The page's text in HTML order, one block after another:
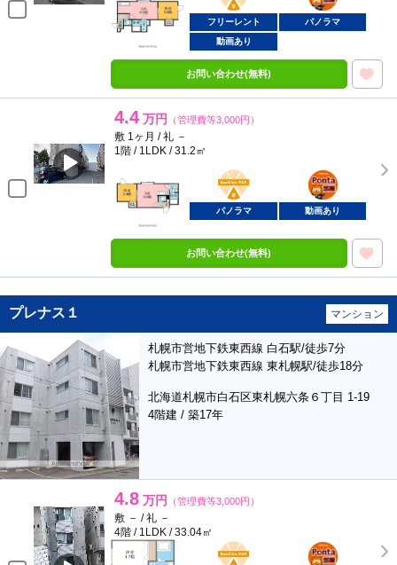
フリーレント
パノラマ
動画あり
お問い合わせ(無料)
4.4 万円 （管理費等3,000円）
敷 1ヶ月 / 礼 －
1階 / 1LDK / 31.2㎡
BunChinPAY
ポンタ
部屋
パノラマ 動画あり
お問い合わせ(無料)
プレナス１ マンション
札幌市営地下鉄東西線 白石駅/徒歩7分
札幌市営地下鉄東西線 東札幌駅/徒歩18分
北海道札幌市白石区東札幌六条６丁目 1-19
4階建 / 築17年
4.8 万円 （管理費等3,000円）
敷 － / 礼 －
4階 / 1LDK / 33.04㎡
BunChinPAY
ポンタ
部屋